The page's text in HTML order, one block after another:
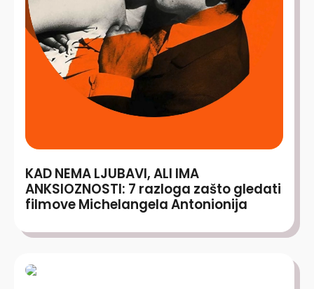
KAD NEMA LJUBAVI, ALI IMA
ANKSIOZNOSTI: 7 razloga zašto gledati
filmove Michelangela Antonionija